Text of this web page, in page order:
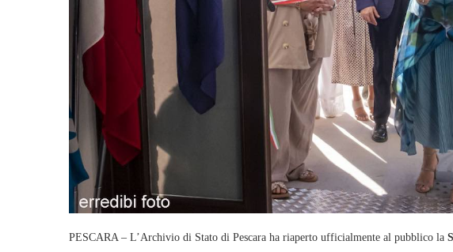
PESCARA – L’Archivio di Stato di Pescara ha riaperto ufficialmente al pubblico la